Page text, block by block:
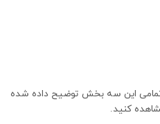
این سه بخش توضیح داده شده
کنید.